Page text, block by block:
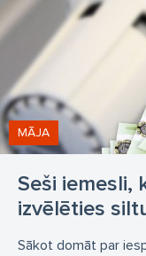
FERMOD
CASTEL
Vara caurules
ROBINAIR
Gaisa
R407C
R410a
Seši iemesli,
izvēlēties
MĀJA
Sākot domāt par